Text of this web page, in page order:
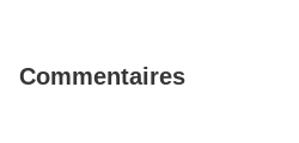
Commentaires